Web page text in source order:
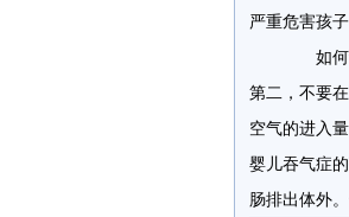
严重危害孩子
如何预
第二，不要
空气的进入
婴儿吞气症
肠排出体外